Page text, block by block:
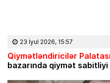
23 İyul 2026, 15:57
Qiymətləndiricilər
bazarında qiymət